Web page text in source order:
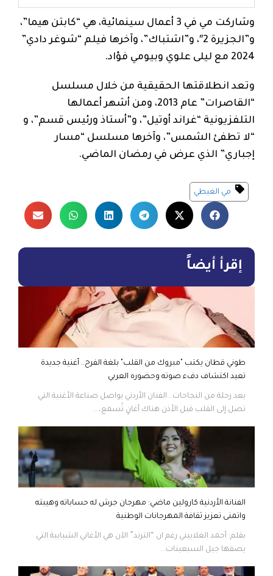
وشاركت مي في 3 أعمال سينمائية، هي “كابتن هيما”،
و”الجزيرة 2″، و”اشتباك”، وآخرها فيلم “شوغر دادي”
2024 مع ليلى علوي وبيومي فؤاد.
وتعد انطلاقتها الحقيقية من خلال مسلسل
“القاصرات” عام 2013، ومن أشهر أعمالها
التلفزيونية “غراند أوتيل”، و”أستاذ ورئيس قسم”، و
“لا تطفئ الشمس”، وآخرها مسلسل “مسار
إجباري” الذي عرض في رمضان الماضي.
مي الغيطي
إقرأ أيضاً
طوني قطان يكتب "مبروك من القلب" بلغة الفرح.. أغنية جديدة
تعيد اكتشاف دفء صوته وحضوره العربي
بعد رحلة من النجاحات.. الفنان الأردني يواصل صناعة الأغنية التي
تصل إلى القلب قبل الأذن هناك أغانٍ تُسمع،...
الفنانة الأردنية كارولين ماضي: مهرجان جرش له حساباته وهيبته
واتمنى تعزيز ثقافة المهرجانات الوطنية
بقلم: أحمد الغلاييني رغم ان “الترند” الآن هي الأغاني الشبابية التي
يصفها جيل السبعينات...